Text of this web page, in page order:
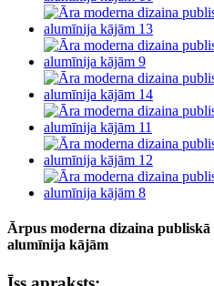
Ārpus moderna dizaina publiskā
alumīnija kājām